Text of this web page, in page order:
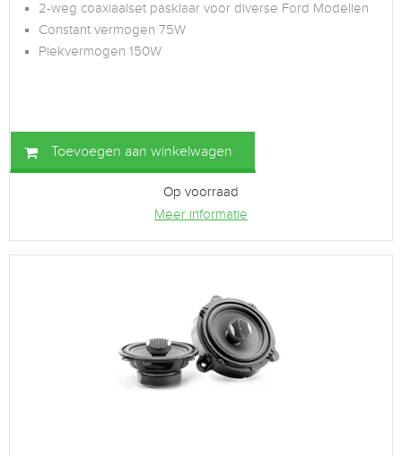
2-weg coaxiaalset pasklaar voor diverse Ford Modellen
Constant vermogen 75W
Piekvermogen 150W
Toevoegen aan winkelwagen
Op voorraad
Meer informatie